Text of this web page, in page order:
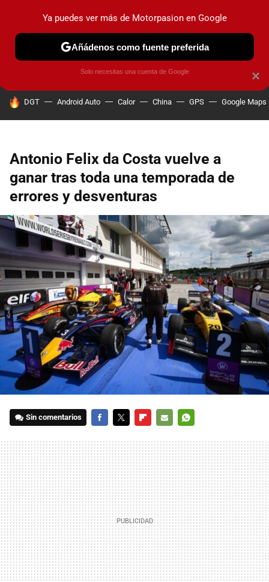
PRUEBAS COCHES ELÉCTRICOS OBSERVATORIO
HOY SE HABLA DE
DGT Android Auto Calor China GPS Google Maps
Antonio Felix da Costa vuelve a
ganar tras toda una temporada de
errores y desventuras
Sin comentarios
MAIL
×
Ya puedes ver más de Motorpasion en Google
Añádenos como fuente preferida
Solo necesitas una cuenta de Google